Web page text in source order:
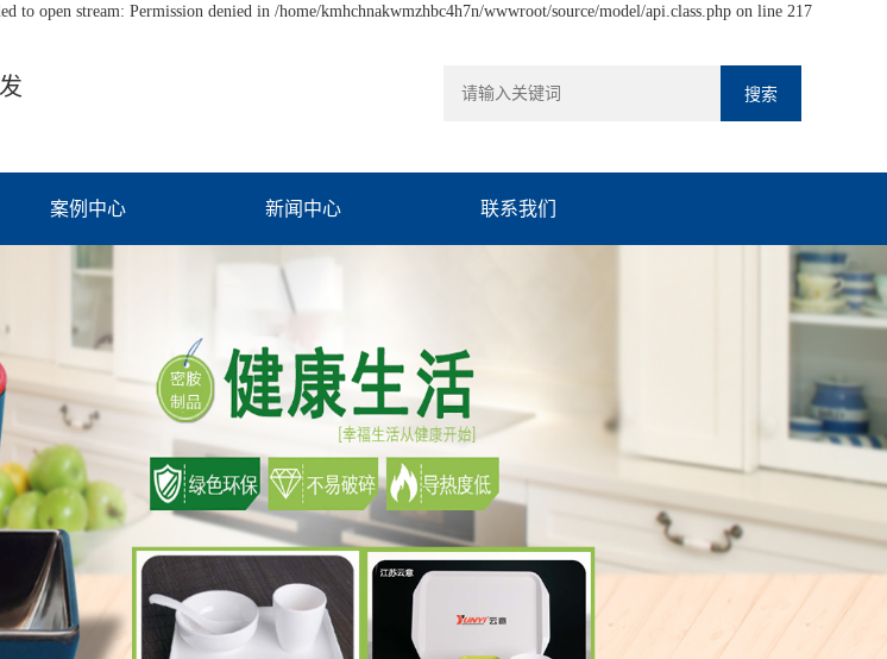
to open stream: Permission denied in /home/kmhchnakwmzhbc4h7n/wwwroot/source/model/api.class.php on line 217
案例中心 新闻中心 联系我们